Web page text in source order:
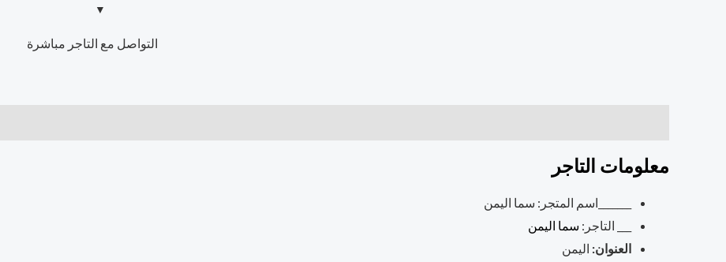
التواصل مع التاجر مباشرة
معلومات التاجر
_______اسم المتجر: سما اليمن
___ التاجر: سما اليمن
العنوان: اليمن